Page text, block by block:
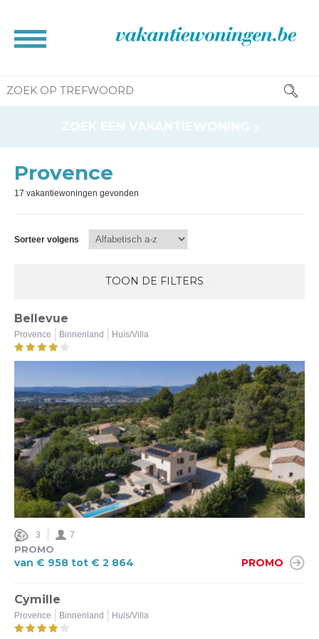
CONTACT
RESERVATIE INFO
NEWS
ZOEK EEN VAKANTIEWONING
Provence
17 vakantiewoningen gevonden
Sorteer volgens
TOON DE FILTERS
Huisdieren toegelaten
Ja (1)
Nee (16)
Verwarmd zwembad
Ja (15)
Nee (2)
Airco
Ja (17)
Omheinde tuin
Nee (9)
Bellevue
Provence Binnenland Huis/Villa
3 7
PROMO
van € 958 tot € 2 864 PROMO
Cymille
Provence Binnenland Huis/Villa